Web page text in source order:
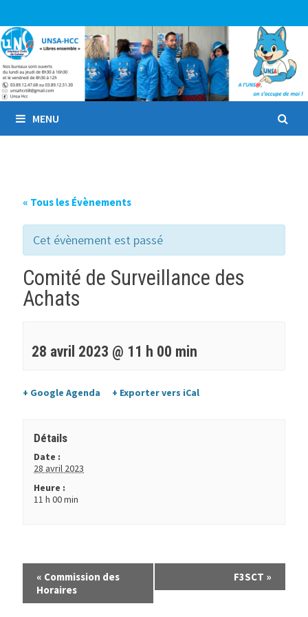
au
contenu
MENU
« Tous les Évènements
Cet évènement est passé
Comité de Surveillance des
Achats
28 avril 2023 @ 11 h 00 min
+ Google Agenda + Exporter vers iCal
Détails
Date :
28 avril 2023
Heure :
11 h 00 min
« Commission des
Horaires
F3SCT »